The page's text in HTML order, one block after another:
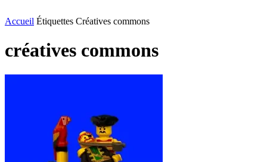
Accueil Étiquettes Créatives commons
créatives commons